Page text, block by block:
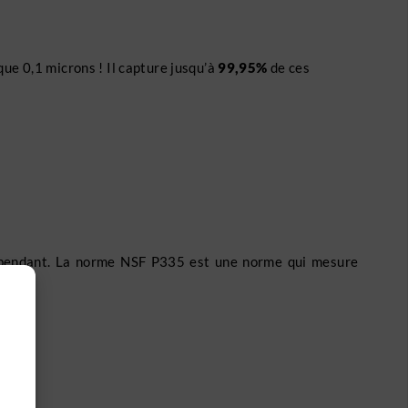
0,1 microns ! Il capture jusqu’à 99,95% de ces
La norme NSF P335 est une norme qui mesure